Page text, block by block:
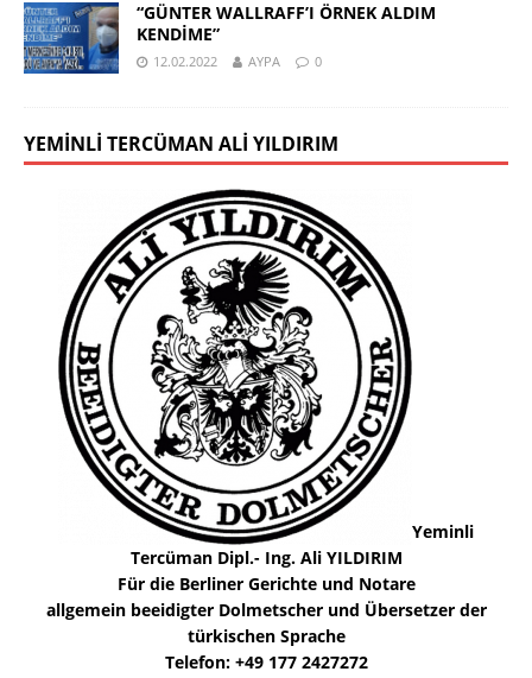
“GÜNTER WALLRAFF’I ÖRNEK ALDIM
KENDİME”
12.02.2022 AYPA 0
YEMINLI TERCÜMAN ALI YILDIRIM
Yeminli
Tercüman Dipl.- Ing. Ali YILDIRIM
Für die Berliner Gerichte und Notare
allgemein beeidigter Dolmetscher und Übersetzer der
türkischen Sprache
Telefon: +49 177 2427272